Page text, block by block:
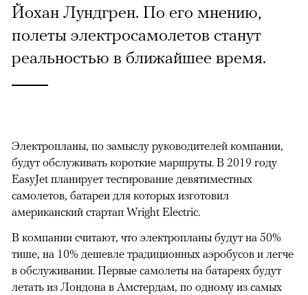
Йохан Лундгрен. По его мнению,
полеты электросамолетов станут
реальностью в ближайшее время.
Электропланы, по замыслу руководителей компании,
будут обслуживать короткие маршруты. В 2019 году
EasyJet планирует тестирование девятиместных
самолетов, батареи для которых изготовил
американский стартап Wright Electric.
В компании считают, что электропланы будут на 50%
тише, на 10% дешевле традиционных аэробусов и легче
в обслуживании. Первые самолеты на батареях будут
летать из Лондона в Амстердам, по одному из самых